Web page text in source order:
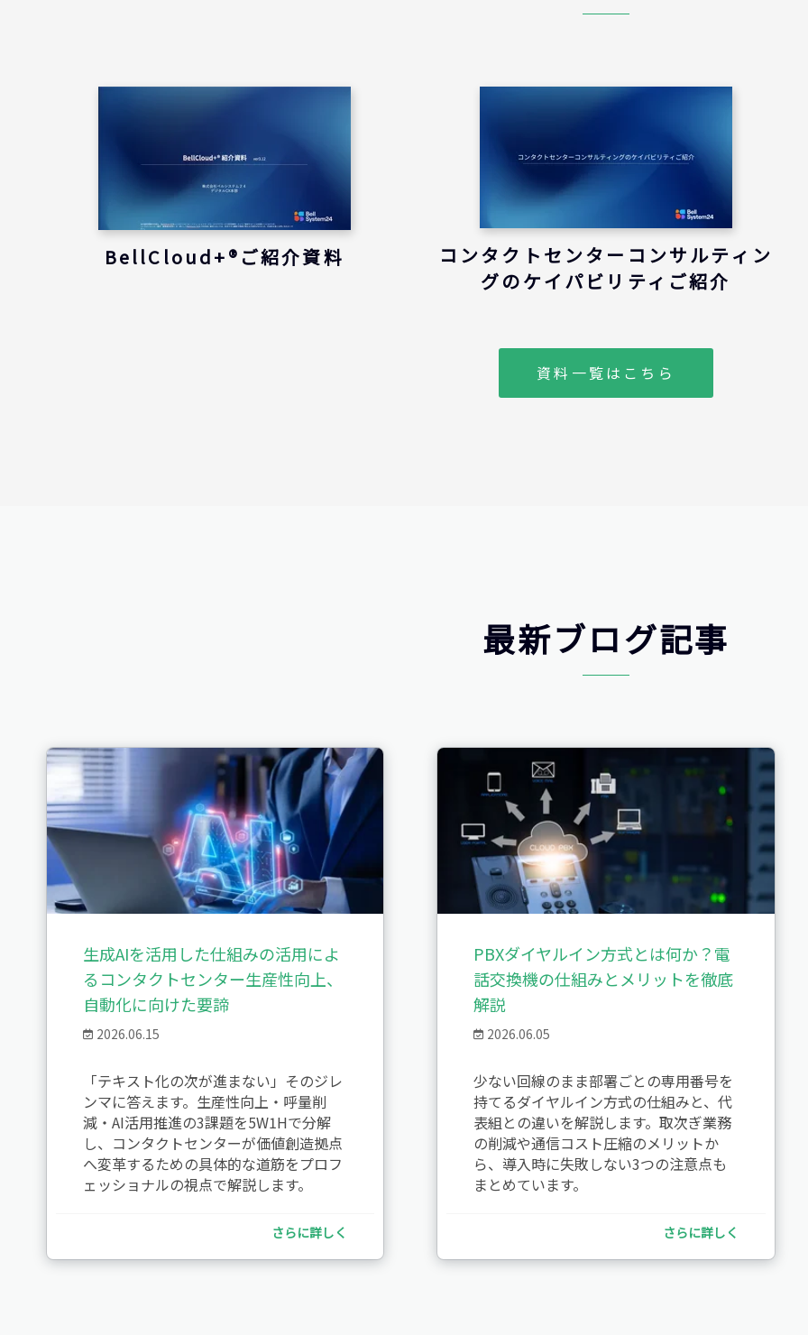
BellCloud+®ご紹介資料
コンタクトセンターコンサルティン
グのケイパビリティご紹介
資料一覧はこちら
最新ブログ記事
生成AIを活用した仕組みの活用によ
るコンタクトセンター生産性向上、
自動化に向けた要諦
2026.06.15
「テキスト化の次が進まない」そのジレ
ンマに答えます。生産性向上・呼量削
減・AI活用推進の3課題を5W1Hで分解
し、コンタクトセンターが価値創造拠点
へ変革するための具体的な道筋をプロフ
ェッショナルの視点で解説します。
さらに詳しく
PBXダイヤルイン方式とは何か？電
話交換機の仕組みとメリットを徹底
解説
2026.06.05
少ない回線のまま部署ごとの専用番号を
持てるダイヤルイン方式の仕組みと、代
表組との違いを解説します。取次ぎ業務
の削減や通信コスト圧縮のメリットか
ら、導入時に失敗しない3つの注意点も
まとめています。
さらに詳しく